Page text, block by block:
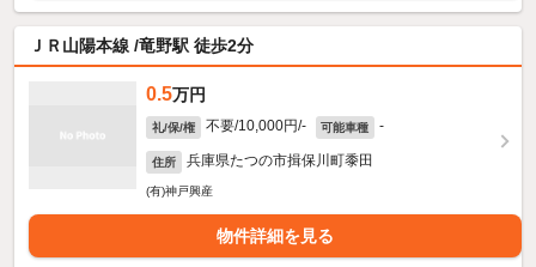
ＪＲ山陽本線 /竜野駅 徒歩2分
0.5万円
礼/保/権 不要/10,000円/- 可能車種 -
住所 兵庫県たつの市揖保川町黍田
(有)神戸興産
物件詳細を見る